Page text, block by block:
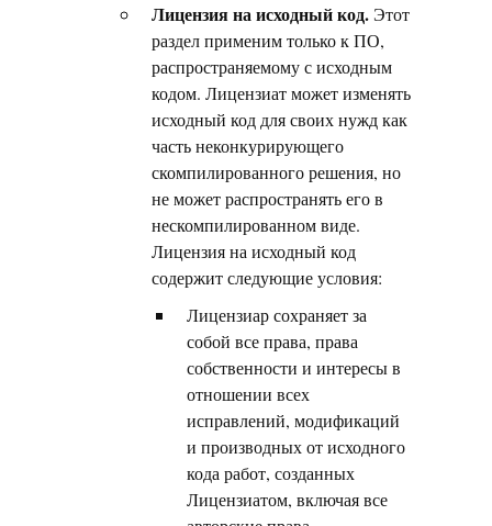
Лицензия на исходный код. Этот
раздел применим только к ПО,
распространяемому с исходным
кодом. Лицензиат может изменять
исходный код для своих нужд как
часть неконкурирующего
скомпилированного решения, но
не может распространять его в
нескомпилированном виде.
Лицензия на исходный код
содержит следующие условия:
Лицензиар сохраняет за
собой все права, права
собственности и интересы в
отношении всех
исправлений, модификаций
и производных от исходного
кода работ, созданных
Лицензиатом, включая все